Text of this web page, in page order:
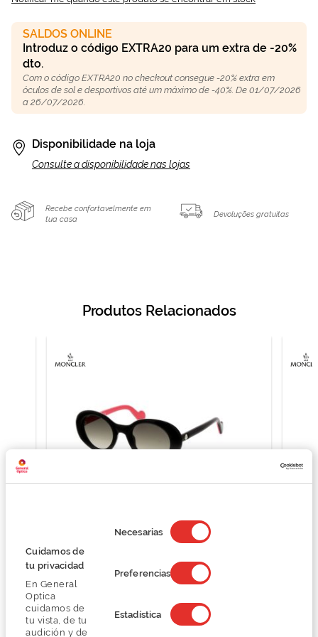
Cuidamos de
tu privacidad
En General
Optica
cuidamos de
tu vista, de tu
audición y de
de
consentimiento
Necesarias
Preferencias
Estadística
SALDOS ONLINE
Introduz o código EXTRA20 para um extra de -20%
dto.
Com o código EXTRA20 no checkout consegue -20% extra em
óculos de sol e desportivos até um máximo de -40%. De 01/07/2026
a 26/07/2026.
Disponibilidade na loja
Consulte a disponibilidade nas lojas
Recebe confortavelmente em
tua casa
Devoluções gratuitas
Produtos Relacionados
Moncler ML0101
88,00 €
220,00 €